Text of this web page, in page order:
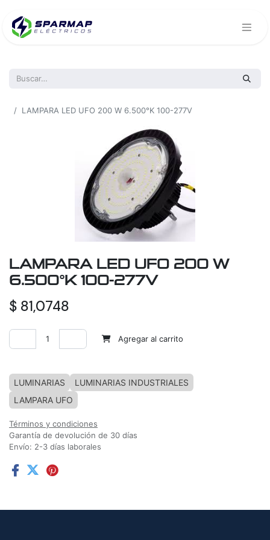
LAMPARA LED UFO 200 W 6.500°K 100-277V
LAMPARA LED UFO 200 W
6.500°K 100-277V
$ 81,0748
Agregar al carrito
LUMINARIAS
LUMINARIAS INDUSTRIALES
LAMPARA UFO
Términos y condiciones
Garantía de devolución de 30 días
Envío: 2-3 días laborales